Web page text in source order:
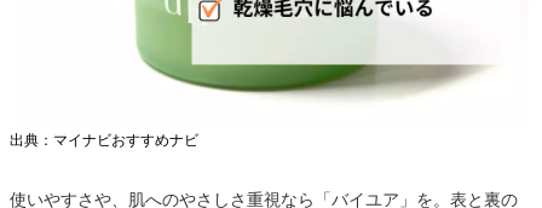
出典：マイナビおすすめナビ
使いやすさや、肌へのやさしさ重視なら「バイユア」を。表と裏の